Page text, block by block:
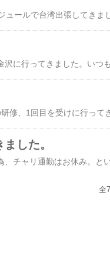
した。
全